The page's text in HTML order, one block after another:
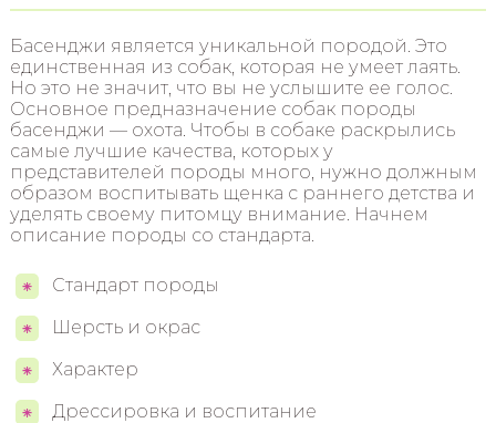
Басенджи является уникальной породой. Это
единственная из собак, которая не умеет лаять.
Но это не значит, что вы не услышите ее голос.
Основное предназначение собак породы
басенджи — охота. Чтобы в собаке раскрылись
самые лучшие качества, которых у
представителей породы много, нужно должным
образом воспитывать щенка с раннего детства и
уделять своему питомцу внимание. Начнем
описание породы со стандарта.
Стандарт породы
Шерсть и окрас
Характер
Дрессировка и воспитание